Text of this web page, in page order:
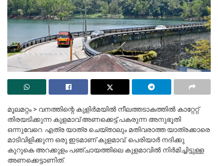
മൂലമറ്റം > വനത്തിന്റെ കുളിർമയിൽ നീലത്തടാകത്തിൽ കാറ്റേറ്റ്
തിരയടിക്കുന്ന കുളമാവ് അണക്കെട്ട് പകരുന്ന അനുഭൂതി
ഒന്നുവേറെ. എത്ര യാത്ര ചെയ്താലും മതിവരാത്ത യാത്രക്കാരെ
മാടിവിളിക്കുന്ന ഒരു ഇടമാണ് കുളമാവ്. പെരിയാർ നദിക്കു
കുറുകെ അറക്കുളം പഞ്ചായത്തിലെ കുളമാവിൽ നിർമിച്ചിട്ടുള്ള
അണക്കെട്ടാണിത്.